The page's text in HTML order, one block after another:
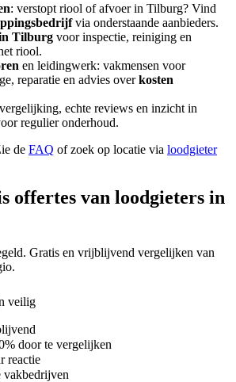
: verstopt riool of afvoer in Tilburg? Vind
via onderstaande aanbieders.
Tilburg voor inspectie, reiniging en
riool.
en leidingwerk: vakmensen voor
reparatie en advies overkosten
echte reviews en inzicht in
regulier onderhoud.
de FAQ of zoek op locatie via loodgieter
offertes van loodgieters in
Gratis en vrijblijvend vergelijken van
veilig
door te vergelijken
reactie